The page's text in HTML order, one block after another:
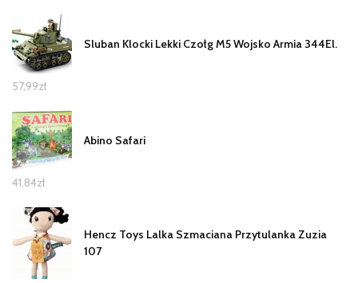
Sluban Klocki Lekki Czołg M5 Wojsko Armia 344El.
57,99zł
Abino Safari
41,84zł
Hencz Toys Lalka Szmaciana Przytulanka Zuzia
107